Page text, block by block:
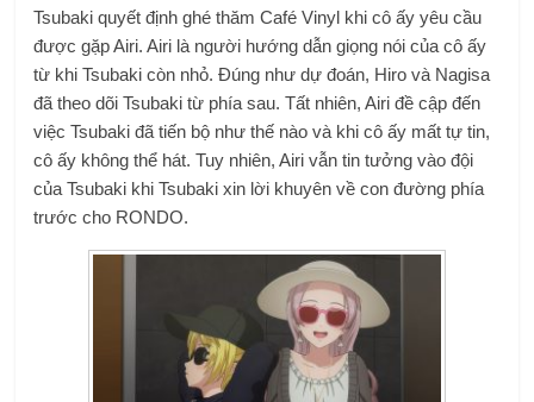
Tsubaki quyết định ghé thăm Café Vinyl khi cô ấy yêu cầu
được gặp Airi. Airi là người hướng dẫn giọng nói của cô ấy
từ khi Tsubaki còn nhỏ. Đúng như dự đoán, Hiro và Nagisa
đã theo dõi Tsubaki từ phía sau. Tất nhiên, Airi đề cập đến
việc Tsubaki đã tiến bộ như thế nào và khi cô ấy mất tự tin,
cô ấy không thể hát. Tuy nhiên, Airi vẫn tin tưởng vào đội
của Tsubaki khi Tsubaki xin lời khuyên về con đường phía
trước cho RONDO.